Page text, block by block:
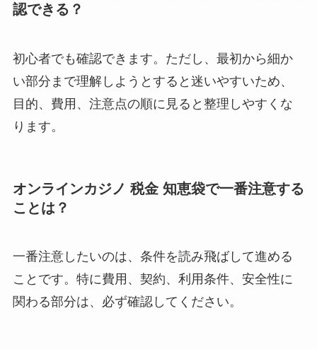
認できる？
初心者でも確認できます。ただし、最初から細か
い部分まで理解しようとすると迷いやすいため、
目的、費用、注意点の順に見ると整理しやすくな
ります。
オンラインカジノ 税金 知恵袋で一番注意する
ことは？
一番注意したいのは、条件を読み飛ばして進める
ことです。特に費用、契約、利用条件、安全性に
関わる部分は、必ず確認してください。